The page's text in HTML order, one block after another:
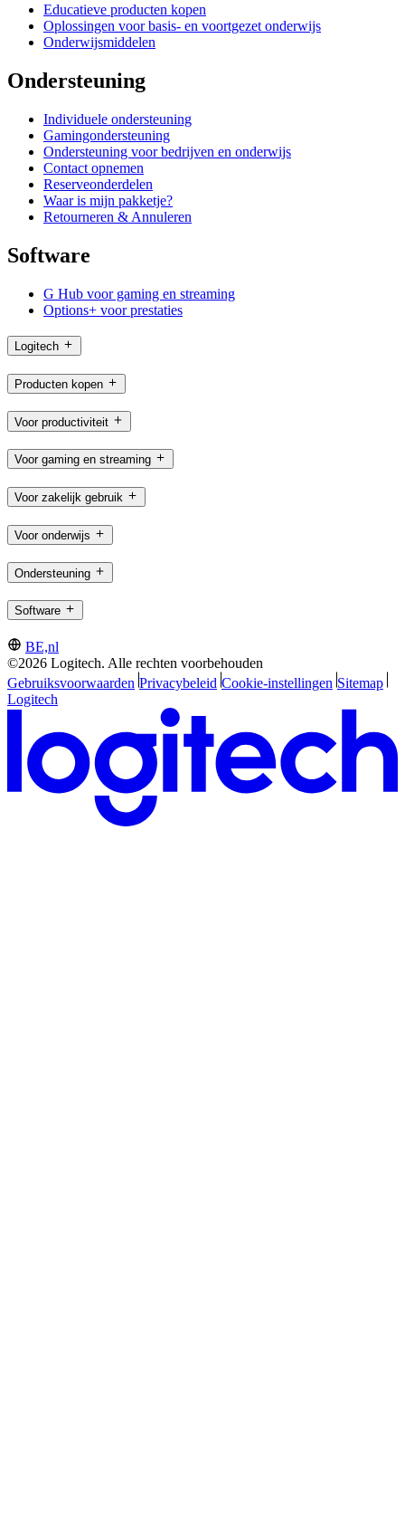
Educatieve producten kopen
Oplossingen voor basis- en voortgezet onderwijs
Onderwijsmiddelen
Ondersteuning
Individuele ondersteuning
Gamingondersteuning
Ondersteuning voor bedrijven en onderwijs
Contact opnemen
Reserveonderdelen
Waar is mijn pakketje?
Retourneren & Annuleren
Software
G Hub voor gaming en streaming
Options+ voor prestaties
Logitech
Producten kopen
Voor productiviteit
Voor gaming en streaming
Voor zakelijk gebruik
Voor onderwijs
Ondersteuning
Software
BE,nl
©2026 Logitech. Alle rechten voorbehouden
Gebruiksvoorwaarden Privacybeleid Cookie-instellingen Sitemap
Logitech